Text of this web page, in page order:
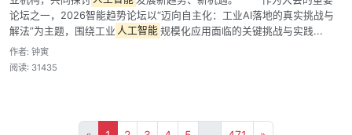
论坛之一，2026智能趋势论坛以“迈向自主化：工业AI落地的真实挑战与
解法”为主题，围绕工业 人工智能 规模化应用面临的关键挑战与实践...
作者: 钟寅
阅读: 31435